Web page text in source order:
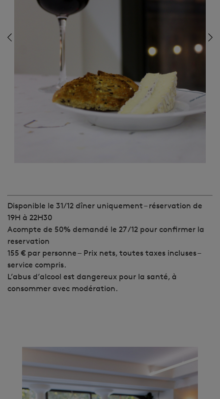
Disponible le 31/12 dîner uniquement – réservation de
19H à 22H30
Acompte de 50% demandé le 27 /12 pour confirmer la
reservation
155 € par personne– Prix nets, toutes taxes incluses –
service compris.
L’abus d’alcool est dangereux pour la santé, à
consommer avec modération.